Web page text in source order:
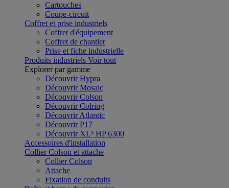
Cartouches
Coupe-circuit
Coffret et prise industriels
Coffret d'équipement
Coffret de chantier
Prise et fiche industrielle
Produits industriels Voir tout
Explorer par gamme
Découvrir Hypra
Découvrir Mosaic
Découvrir Colson
Découvrir Colring
Découvrir Atlantic
Découvrir P17
Découvrir XL³ HP 6300
Accessoires d'installation
Collier Colson et attache
Collier Colson
Attache
Fixation de conduits